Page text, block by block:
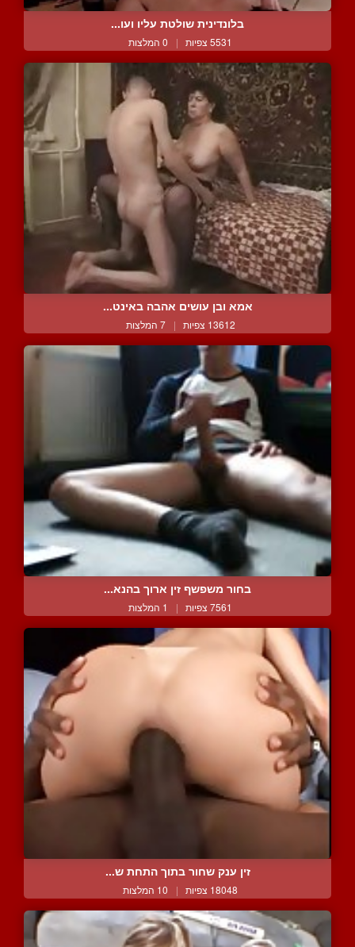
בלונדינית שולטת עליו ועו...
5531 צפיות | 0 המלצות
אמא ובן עושים אהבה באינט...
13612 צפיות | 7 המלצות
בחור משפשף זין ארוך בהנא...
7561 צפיות | 1 המלצות
זין ענק שחור בתוך התחת ש...
18048 צפיות | 10 המלצות